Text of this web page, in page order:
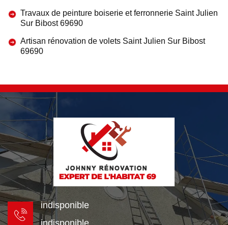
Travaux de peinture boiserie et ferronnerie Saint Julien
Sur Bibost 69690
Artisan rénovation de volets Saint Julien Sur Bibost
69690
indisponible
indisponible